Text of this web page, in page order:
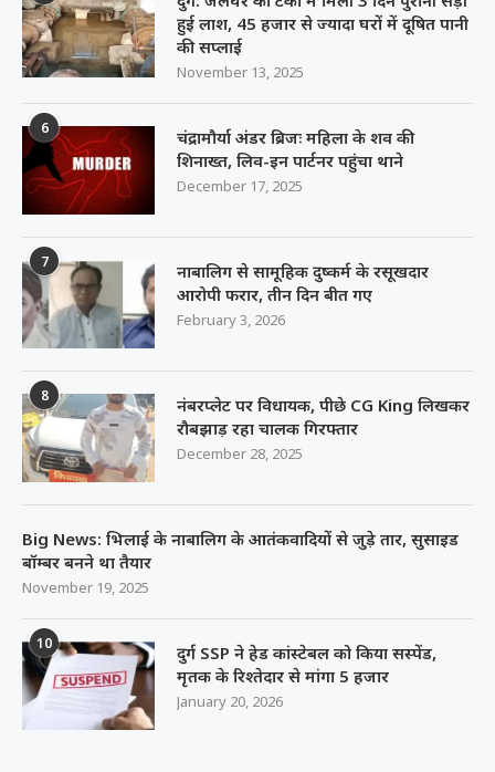
हुई लाश, 45 हजार से ज्यादा घरों में दूषित पानी
की सप्लाई
November 13, 2025
6
चंद्रामौर्या अंडर ब्रिजः महिला के शव की
शिनाख्त, लिव-इन पार्टनर पहुंचा थाने
December 17, 2025
7
नाबालिग से सामूहिक दुष्कर्म के रसूखदार
आरोपी फरार, तीन दिन बीत गए
February 3, 2026
8
नंबरप्लेट पर विधायक, पीछे CG King लिखकर
रौबझाड़ रहा चालक गिरफ्तार
December 28, 2025
Big News: भिलाई के नाबालिग के आतंकवादियों से जुड़े तार, सुसाइड
बॉम्बर बनने था तैयार
November 19, 2025
10
दुर्ग SSP ने हेड कांस्टेबल को किया सस्पेंड,
मृतक के रिश्तेदार से मांगा 5 हजार
January 20, 2026